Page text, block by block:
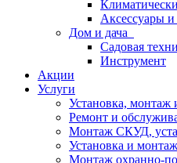
Аксессуары
Дом и дача
Садовая
Инструмент
Акции
Услуги
Установка, монтаж
Ремонт и
Монтаж СКУД,
Установка и
Монтаж охранно-